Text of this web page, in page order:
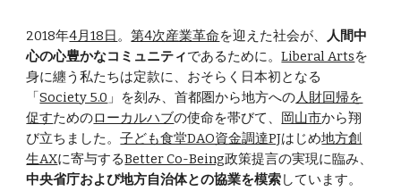
2018年4月18日。第4次産業革命を迎えた社会が、 人間中
心の心豊かなコミュニティであるために。Liberal Artsを
身に纏う私たちは定款に、おそらく日本初となる
「Society 5.0 」を刻み、首都圏から地方への人財回帰を
促すためのローカルハブの使命を帯びて、 岡山市から翔
び立ちました。子ども食堂DAO資金調達PJはじめ地方創
生AXに寄与するBetter Co-Being政策提言の実現に臨み、
中央省庁および地方自治体との協業を模索しています。